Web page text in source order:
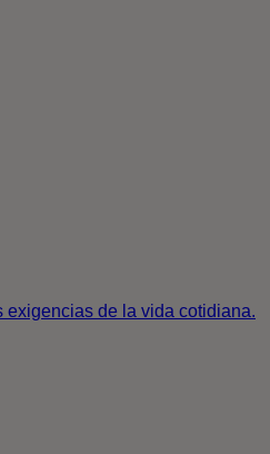
exigencias de la vida cotidiana.